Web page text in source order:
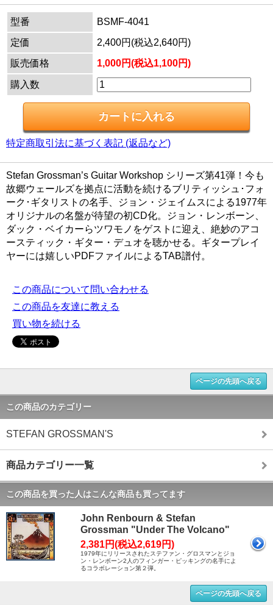
型番
BSMF-4041
定価
2,400円(税込2,640円)
販売価格
1,000円(税込1,100円)
購入数
特定商取引法に基づく表記 (返品など)
Stefan Grossman’s Guitar Workshop シリーズ第41弾！今も
故郷ウェールズを拠点に活動を続けるブリティッシュ･フォ
ーク･ギタリストの名手、ジョン・ジェイムスによる1977年
オリジナルの名盤が待望の初CD化。ジョン・レンボーン、
ダック・ベイカーらツワモノをゲストに迎え、絶妙のアコ
ースティック・ギター・デュオを聴かせる。ギタープレイ
ヤーには嬉しいPDFファイルによるTAB譜付。
この商品について問い合わせる
この商品を友達に教える
買い物を続ける
ページの先頭へ戻る
この商品のカテゴリー
STEFAN GROSSMAN'S
商品カテゴリー一覧
この商品を買った人はこんな商品も買ってます
John Renbourn & Stefan
Grossman "Under The Volcano"
2,381円(税込2,619円)
1979年にリリースされたステファン・グロスマンとジョ
ン・レンボーン2人のフィンガー・ピッキングの名手によ
るコラボレーション第２弾。
ページの先頭へ戻る